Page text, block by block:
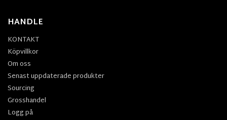
HANDLE
KONTAKT
Köpvillkor
Om oss
Senast uppdaterade produkter
Sourcing
Grosshandel
Logg på